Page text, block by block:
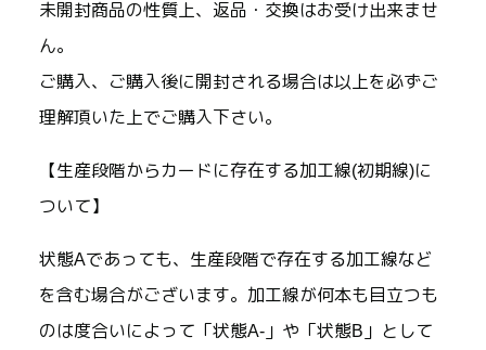
未開封商品の性質上、返品・交換はお受け出来ませ
ん。
ご購入、ご購入後に開封される場合は以上を必ずご
理解頂いた上でご購入下さい。
【生産段階からカードに存在する加工線(初期線)に
ついて】
状態Aであっても、生産段階で存在する加工線など
を含む場合がございます。加工線が何本も目立つも
のは度合いによって「状態A-」や「状態B」として